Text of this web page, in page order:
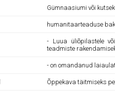
Gümnaasiumi või
humanitaarteaduse
- Luua üliõpilastele
teadmiste
- on omandanud
Õppekava täitmiseks